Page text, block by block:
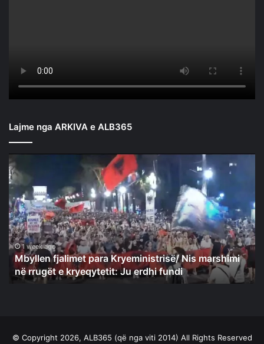
Lajme nga ARKIVA e ALB365
Mbyllen
fjalimet
para
Kryeministrisë/
Nis
marshimi
në
rrugët
kryeqytetit:
1 week ago
Mbyllen fjalimet para Kryeministrisë/ Nis marshimi
në rrugët e kryeqytetit: Ju erdhi fundi
© Copyright 2026, ALB365 (që nga viti 2014) All Rights Reserved